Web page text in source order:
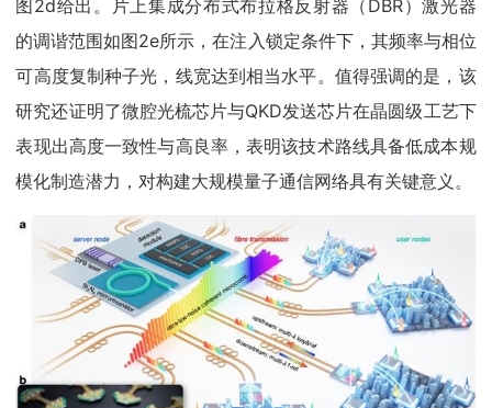
图2d给出。片上集成分布式布拉格反射器（DBR）激光器
的调谐范围如图2e所示，在注入锁定条件下，其频率与相位
可高度复制种子光，线宽达到相当水平。值得强调的是，该
研究还证明了微腔光梳芯片与QKD发送芯片在晶圆级工艺下
表现出高度一致性与高良率，表明该技术路线具备低成本规
模化制造潜力，对构建大规模量子通信网络具有关键意义。